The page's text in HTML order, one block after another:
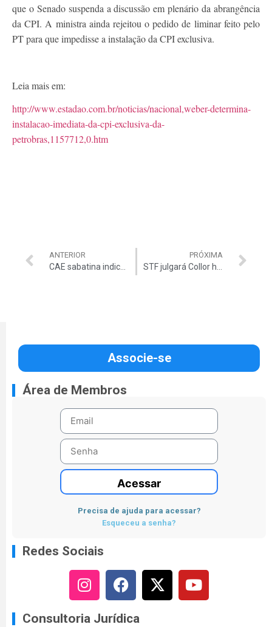
que o Senado suspenda a discussão em plenário da abrangência
da CPI. A ministra ainda rejeitou o pedido de liminar feito pelo
PT para que impedisse a instalação da CPI exclusiva.
Leia mais em:
http://www.estadao.com.br/noticias/nacional,weber-determina-
instalacao-imediata-da-cpi-exclusiva-da-
petrobras,1157712,0.htm
ANTERIOR
CAE sabatina indicados para o TCU
PRÓXIMA
STF julgará Collor hoje
Associe-se
Área de Membros
Acessar
Precisa de ajuda para acessar?
Esqueceu a senha?
Redes Sociais
Consultoria Jurídica